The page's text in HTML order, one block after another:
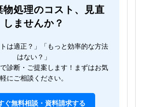
物処理のコスト、見直
しませんか？
トは適正？」「もっと効率的な方法
はない？」
診断・ご提案します！まずはお気
軽にご相談ください。
ぐ無料相談・資料請求する